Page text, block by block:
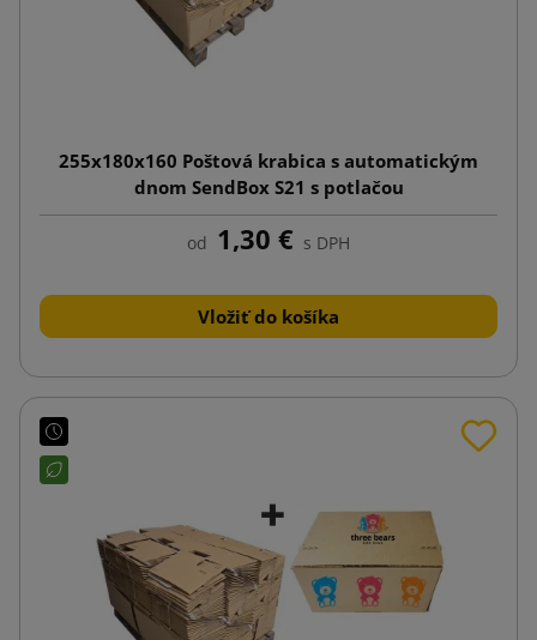
255x180x160 Poštová krabica s automatickým
dnom SendBox S21 s potlačou
od 1,30 € s DPH
Vložiť do košíka